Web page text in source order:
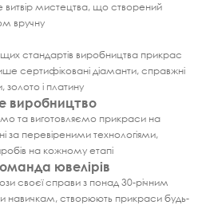
мистецтва, що створений
вручну
стандартів виробництва прикрас
сертифіковані діаманти, справжні
золото і платину
виробництво
та виготовляємо прикраси на
за перевіреними технологіями,
на кожному етапі
ювелірів
своєї справи з понад 30-річним
навичкам, створюють прикраси будь-